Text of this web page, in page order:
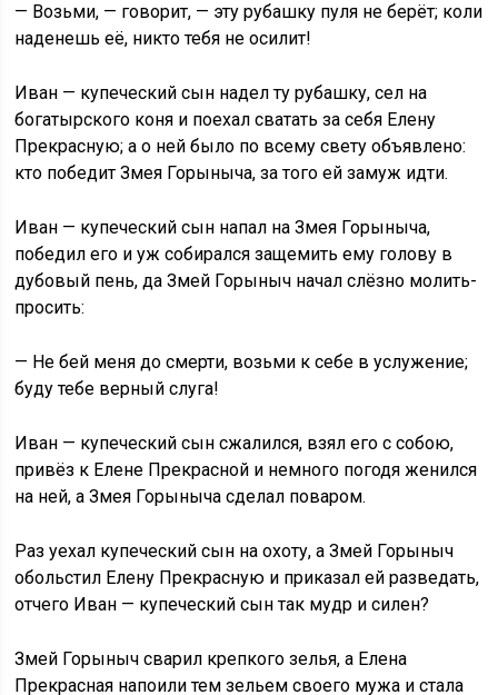
— Возьми, — говорит, — эту рубашку пуля не берёт; коли
наденешь её, никто тебя не осилит!
Иван — купеческий сын надел ту рубашку, сел на
богатырского коня и поехал сватать за себя Елену
Прекрасную; а о ней было по всему свету объявлено:
кто победит Змея Горыныча, за того ей замуж идти.
Иван — купеческий сын напал на Змея Горыныча,
победил его и уж собирался защемить ему голову в
дубовый пень, да Змей Горыныч начал слёзно молить-
просить:
— Не бей меня до смерти, возьми к себе в услужение;
буду тебе верный слуга!
Иван — купеческий сын сжалился, взял его с собою,
привёз к Елене Прекрасной и немного погодя женился
на ней, а Змея Горыныча сделал поваром.
Раз уехал купеческий сын на охоту, а Змей Горыныч
обольстил Елену Прекрасную и приказал ей разведать,
отчего Иван — купеческий сын так мудр и силен?
Змей Горыныч сварил крепкого зелья, а Елена
Прекрасная напоили тем зельем своего мужа и стала